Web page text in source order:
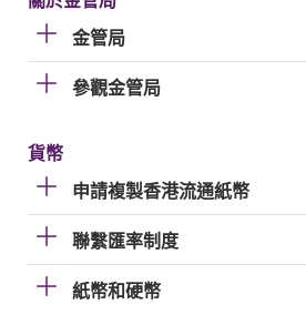
金管局
參觀金管局
貨幣
申請複製香港流通紙幣
聯繫匯率制度
紙幣和硬幣